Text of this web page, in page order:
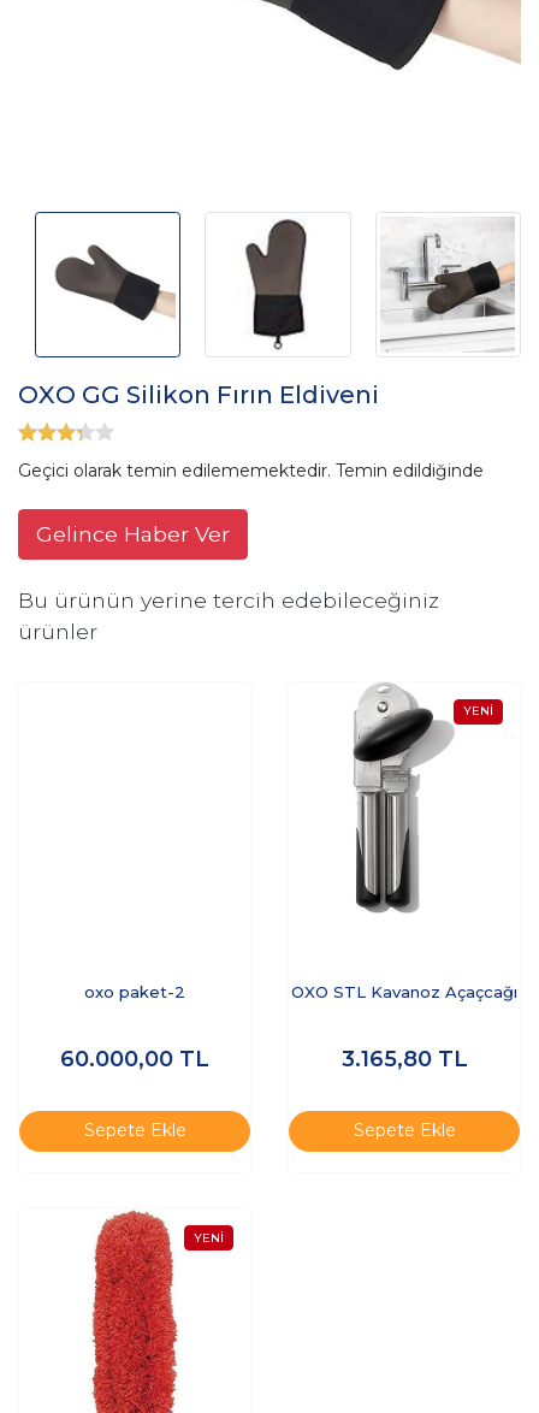
OXO GG Silikon Fırın Eldiveni
Geçici olarak temin edilememektedir. Temin edildiğinde
Gelince Haber Ver
Bu ürünün yerine tercih edebileceğiniz
ürünler
oxo paket-2
60.000,00 TL
Sepete Ekle
OXO STL Kavanoz Açaçcağı
3.165,80 TL
Sepete Ekle